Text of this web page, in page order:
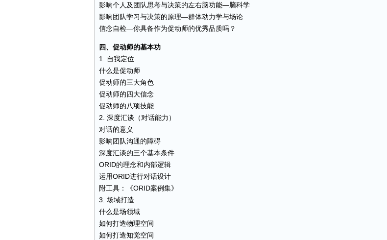
影响个人及团队思考与决策的左右脑功能—脑科学
影响团队学习与决策的原理—群体动力学与场论
信念自检—你具备作为促动师的优秀品质吗？
四、促动师的基本功
1. 自我定位
什么是促动师
促动师的三大角色
促动师的四大信念
促动师的八项技能
2. 深度汇谈（对话能力）
对话的意义
影响团队沟通的障碍
深度汇谈的三个基本条件
ORID的理念和内部逻辑
运用ORID进行对话设计
附工具：《ORID案例集》
3. 场域打造
什么是场领域
如何打造物理空间
如何打造知觉空间